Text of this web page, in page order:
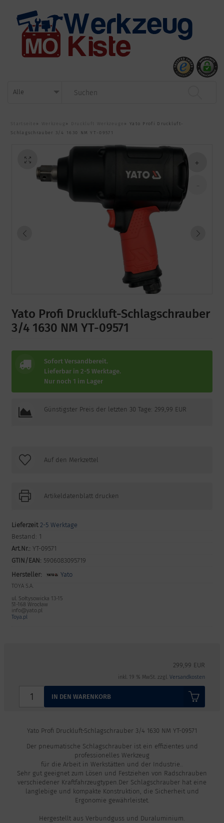
Startseite » Werkzeug » Druckluft Werkzeuge » Yato Profi Druckluft-
Schlagschrauber 3/4 1630 NM YT-09571
Yato Profi Druckluft-Schlagschrauber
3/4 1630 NM YT-09571
Sofort Versandbereit.
Lieferbar in 2-5 Werktage.
Nur noch 1 im Lager
Günstigster Preis der letzten 30 Tage: 299,99 EUR
Artikeldatenblatt drucken
Lieferzeit 2-5 Werktage
Bestand: 1
Art.Nr.: YT-09571
GTIN/EAN: 5906083095719
Hersteller:
Yato
TOYA S.A.
ul. Sołtysowicka 13-15
51-168 Wrocław
info@yato.pl
Toya.pl
299,99 EUR
inkl. 19 % MwSt. zzgl. Versandkosten
IN DEN WARENKORB
Yato Profi Druckluft-Schlagschrauber 3/4 1630 NM YT-09571
Der pneumatische Schlagschrauber ist ein effizientes und
professionelles Werkzeug
für die Arbeit in Werkstätten und der Industrie..
Sehr gut geeignet zum Lösen und Festziehen von Radschrauben
verschiedener Kraftfahrzeugtypen.Der Schlagschrauber hat eine
langlebige und kompakte Konstruktion, die Sicherheit und
Ergonomie gewährleistet.
Hergestellt aus Verbundguss und Duraluminium.